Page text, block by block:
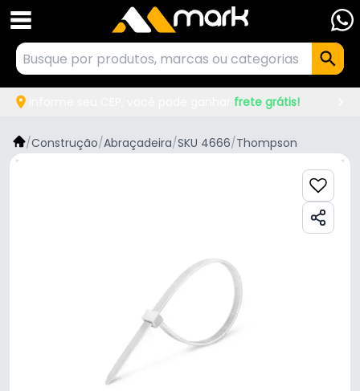
frete grátis!
/Construção/Abraçadeira/SKU 4666/Thompson